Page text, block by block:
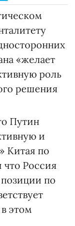
«желает
роль
решения
Путин
и
Китая по
Россия
по
этом